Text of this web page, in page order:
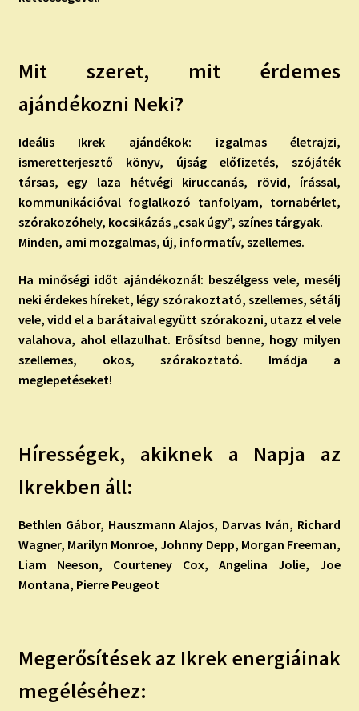
Mit szeret, mit érdemes
ajándékozni Neki?
Ideális Ikrek ajándékok: izgalmas életrajzi,
ismeretterjesztő könyv, újság előfizetés, szójáték
társas, egy laza hétvégi kiruccanás, rövid, írással,
kommunikációval foglalkozó tanfolyam, tornabérlet,
szórakozóhely, kocsikázás „csak úgy”, színes tárgyak.
Minden, ami mozgalmas, új, informatív, szellemes.
Ha minőségi időt ajándékoznál: beszélgess vele, mesélj
neki érdekes híreket, légy szórakoztató, szellemes, sétálj
vele, vidd el a barátaival együtt szórakozni, utazz el vele
valahova, ahol ellazulhat. Erősítsd benne, hogy milyen
szellemes, okos, szórakoztató. Imádja a
meglepetéseket!
Hírességek, akiknek a Napja az
Ikrekben áll:
Bethlen Gábor, Hauszmann Alajos, Darvas Iván, Richard
Wagner, Marilyn Monroe, Johnny Depp, Morgan Freeman,
Liam Neeson, Courteney Cox, Angelina Jolie, Joe
Montana, Pierre Peugeot
Megerősítések az Ikrek energiáinak
megéléséhez: